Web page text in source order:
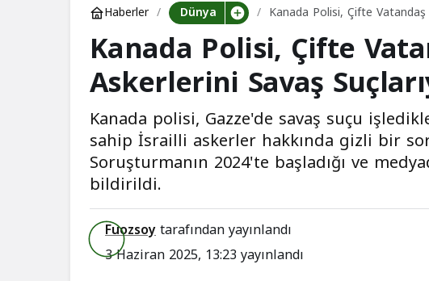
Haberler Dünya Kanada Polisi, Çifte
Kanada Polisi, Çifte
Askerlerini Savaş
Kanada polisi, Gazze'de savaş suçu
sahip İsrailli askerler hakkında gizli bir
Soruşturmanın 2024'te başladığı ve
bildirildi.
Fuozsoytarafından yayınlandı
3 Haziran 2025, 13:23yayınlandı